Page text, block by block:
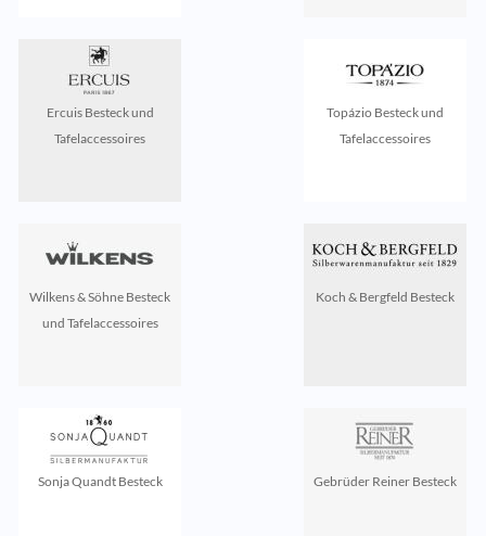
Ercuis Besteck und
Tafelaccessoires
Topázio Besteck und
Tafelaccessoires
Wilkens & Söhne Besteck
und Tafelaccessoires
Koch & Bergfeld Besteck
Sonja Quandt Besteck Gebrüder Reiner Besteck